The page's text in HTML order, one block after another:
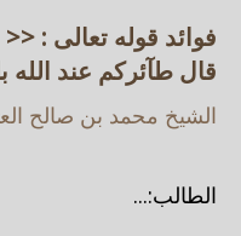
فوائد قوله تعالى :
قال طآئركم عند الله
الشيخ محمد بن صالح
الطالب:...